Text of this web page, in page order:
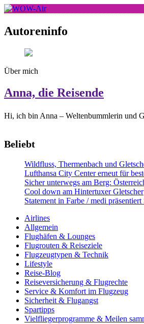
Skip
to
content
WOW-Air
Autoreninfo
Über mich
Anna, die Reisende
Hi, ich bin Anna – Weltenbummlerin und
Beliebt
Wildfluss, Thermenbach und
Lufthansa City Center erneut für
Sicher unterwegs am Berg:
Cool down am Hintertuxer Gletscher
Statement in Farbe / medi
Airlines
Allgemein
Flughäfen & Lounges
Flugrouten & Reiseziele
Flugzeugtypen & Technik
Lifestyle
Reise-Blog
Reiseversicherung & Flugrechte
Service & Komfort im Flugzeug
Sicherheit & Flugangst
Spartipps
Vielfliegerprogramme & Meilen